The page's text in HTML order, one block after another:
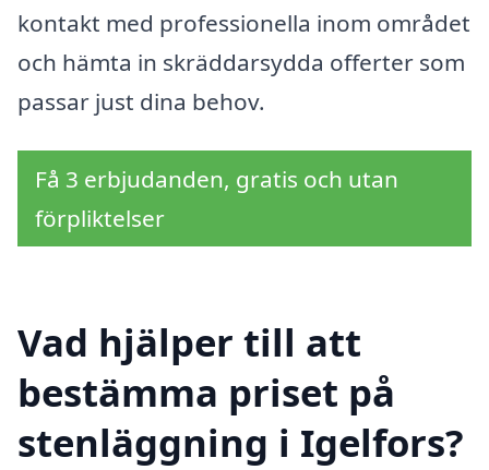
kontakt med professionella inom området
och hämta in skräddarsydda offerter som
passar just dina behov.
Få 3 erbjudanden, gratis och utan
förpliktelser
Vad hjälper till att
bestämma priset på
stenläggning i Igelfors?